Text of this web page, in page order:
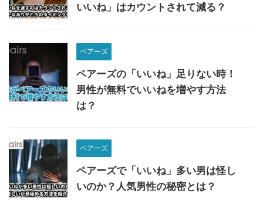
いいね」はカウントされて減る？
ペアーズ
ペアーズの「いいね」足りない時！
男性が無料でいいねを増やす方法
は？
ペアーズ
ペアーズで「いいね」多い男は怪し
いのか？人気男性の秘密とは？